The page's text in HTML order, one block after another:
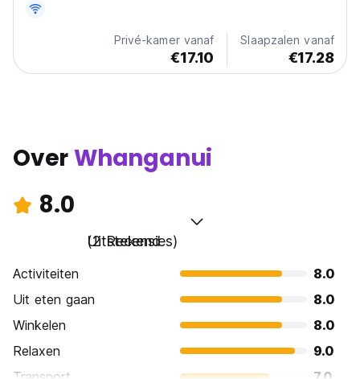
aan accommodatie-opties om aan alle budgetten te
voldoen en GRATIS onbeperkt supersnel wifi.
Privé-kamer vanaf
€17.10
Slaapzalen vanaf
€17.28
OverWhanganui
8.0
Uitstekend
(2 Recensies)
Activiteiten
8.0
Uit eten gaan
8.0
Winkelen
8.0
Relaxen
9.0